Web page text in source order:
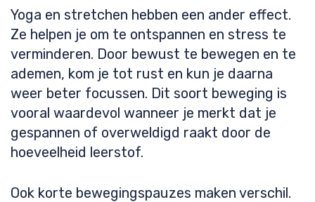
Yoga en stretchen hebben een ander effect.
Ze helpen je om te ontspannen en stress te
verminderen. Door bewust te bewegen en te
ademen, kom je tot rust en kun je daarna
weer beter focussen. Dit soort beweging is
vooral waardevol wanneer je merkt dat je
gespannen of overweldigd raakt door de
hoeveelheid leerstof.
Ook korte bewegingspauzes maken verschil.